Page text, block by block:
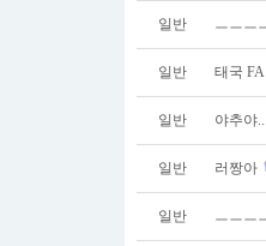
일반 ㅡㅡㅡ
일반 태국
일반 야추야
일반 러짱아
일반 ㅡㅡㅡ